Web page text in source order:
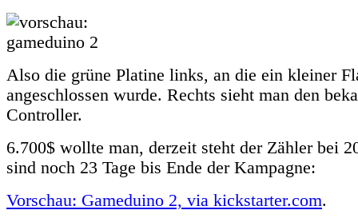
Also die grüne Platine links, an die ein kleiner
angeschlossen wurde. Rechts sieht man den
Controller.
6.700$ wollte man, derzeit steht der Zähler bei
sind noch 23 Tage bis Ende der Kampagne:
Vorschau: Gameduino 2, via kickstarter.com.